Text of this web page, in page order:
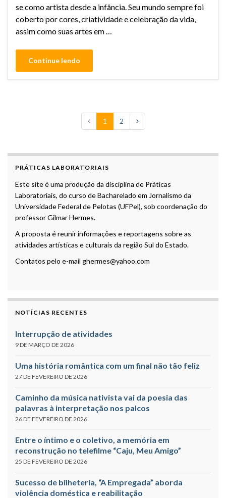
se como artista desde a infância. Seu mundo sempre foi
coberto por cores, criatividade e celebração da vida,
assim como suas artes em …
Continue lendo
1 2
PRÁTICAS LABORATORIAIS
Este site é uma produção da disciplina de Práticas
Laboratoriais, do curso de Bacharelado em Jornalismo da
Universidade Federal de Pelotas (UFPel), sob coordenação do
professor Gilmar Hermes.
A proposta é reunir informações e reportagens sobre as
atividades artísticas e culturais da região Sul do Estado.
Contatos pelo e-mail ghermes@yahoo.com
NOTÍCIAS RECENTES
Interrupção de atividades
9 DE MARÇO DE 2026
Uma história romântica com um final não tão feliz
27 DE FEVEREIRO DE 2026
Caminho da música nativista vai da poesia das
palavras à interpretação nos palcos
26 DE FEVEREIRO DE 2026
Entre o íntimo e o coletivo, a memória em
reconstrução no telefilme “Caju, Meu Amigo”
25 DE FEVEREIRO DE 2026
Sucesso de bilheteria, “A Empregada” aborda
violência doméstica e reabilitação